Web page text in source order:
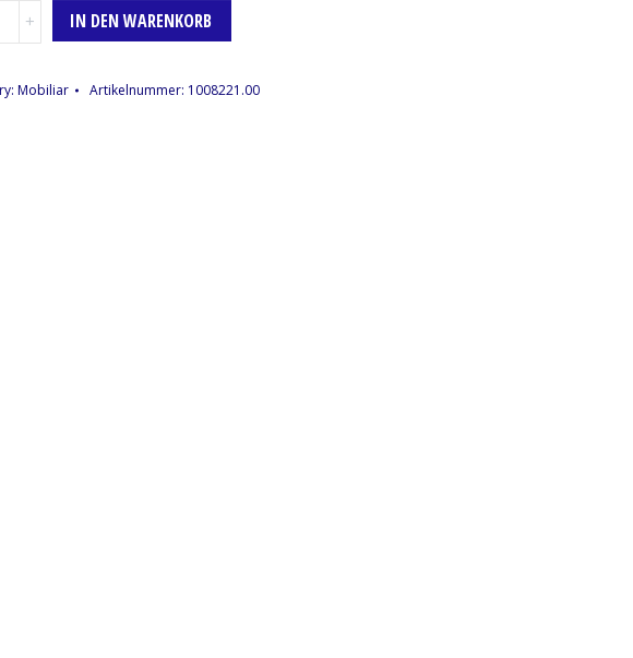
IN DEN WARENKORB
Mobiliar Artikelnummer: 1008221.00